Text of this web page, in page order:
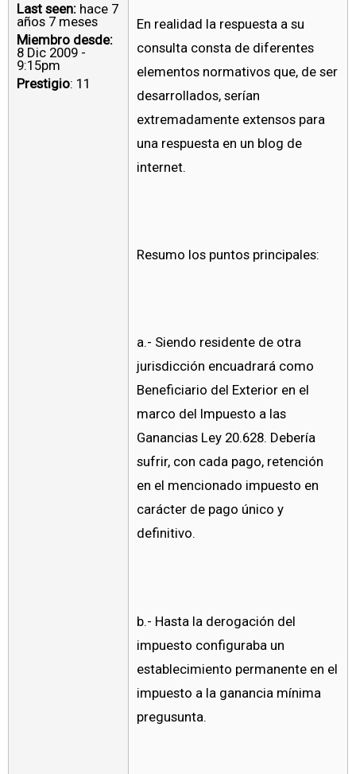
Last seen: hace 7
años 7 meses
Miembro desde:
8 Dic 2009 -
9:15pm
Prestigio: 11
En realidad la respuesta a su
consulta consta de diferentes
elementos normativos que, de ser
desarrollados, serían
extremadamente extensos para
una respuesta en un blog de
internet.
Resumo los puntos principales:
a.- Siendo residente de otra
jurisdicción encuadrará como
Beneficiario del Exterior en el
marco del Impuesto a las
Ganancias Ley 20.628. Debería
sufrir, con cada pago, retención
en el mencionado impuesto en
carácter de pago único y
definitivo.
b.- Hasta la derogación del
impuesto configuraba un
establecimiento permanente en el
impuesto a la ganancia mínima
pregusunta.